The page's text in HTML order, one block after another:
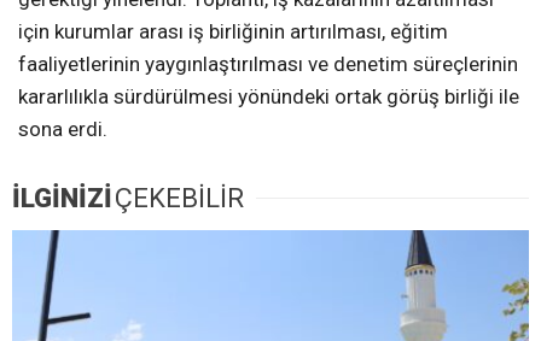
için kurumlar arası iş birliğinin artırılması, eğitim
faaliyetlerinin yaygınlaştırılması ve denetim süreçlerinin
kararlılıkla sürdürülmesi yönündeki ortak görüş birliği ile
sona erdi.
İLGİNİZİÇEKEBİLİR